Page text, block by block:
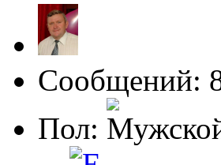
Сообщений:
Пол: